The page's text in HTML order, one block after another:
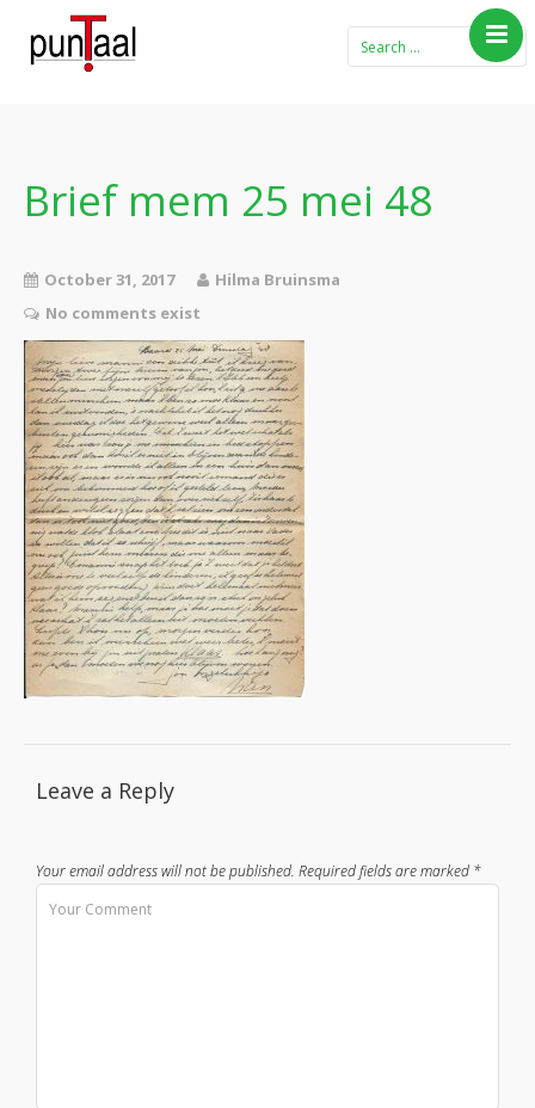
Boeken
Gedichten
Contact
Brief mem 25 mei 48
October 31, 2017
Hilma Bruinsma
No comments exist
Leave a Reply
Your email address will not be published. Required fields are marked *